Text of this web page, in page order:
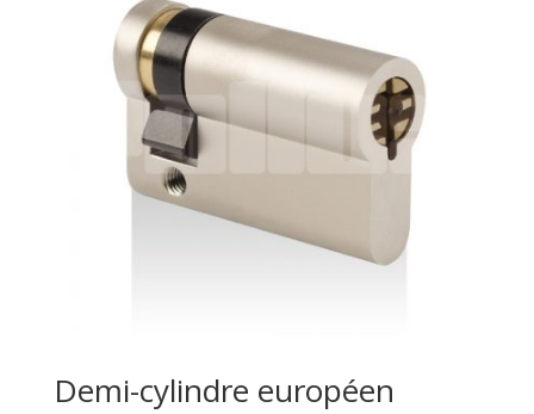
Demi-cylindre européen